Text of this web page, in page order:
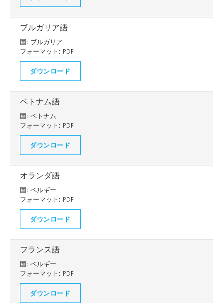
ブルガリア語
国: ブルガリア
フォーマット: PDF
ダウンロード
ベトナム語
国: ベトナム
フォーマット: PDF
ダウンロード
オランダ語
国: ベルギー
フォーマット: PDF
ダウンロード
フランス語
国: ベルギー
フォーマット: PDF
ダウンロード